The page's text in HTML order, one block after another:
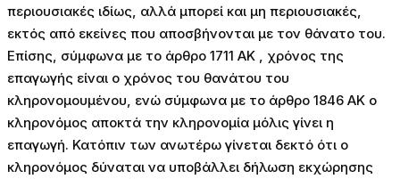
περιουσιακές ιδίως, αλλά μπορεί και μη περιουσιακές,
εκτός από εκείνες που αποσβήνονται με τον θάνατο του.
Επίσης, σύμφωνα με το άρθρο 1711 ΑΚ , χρόνος της
επαγωγής είναι ο χρόνος του θανάτου του
κληρονομουμένου, ενώ σύμφωνα με το άρθρο 1846 ΑΚ ο
κληρονόμος αποκτά την κληρονομία μόλις γίνει η
επαγωγή. Κατόπιν των ανωτέρω γίνεται δεκτό ότι ο
κληρονόμος δύναται να υποβάλλει δήλωση εκχώρησης